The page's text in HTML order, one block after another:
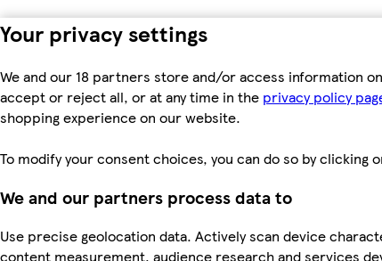
Your privacy settings
We and our 18 partners store and/or access information
accept or reject all, or at any time in the privacy policy
shopping experience on our website.
To modify your consent choices, you can do so by clicking
We and our partners process data to
Use precise geolocation data. Actively scan device
content measurement, audience research and services